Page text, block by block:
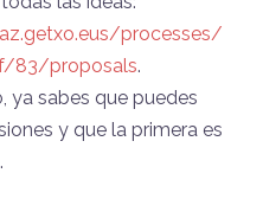
processes/
83/proposals.
ya sabes que puedes
y que la primera es